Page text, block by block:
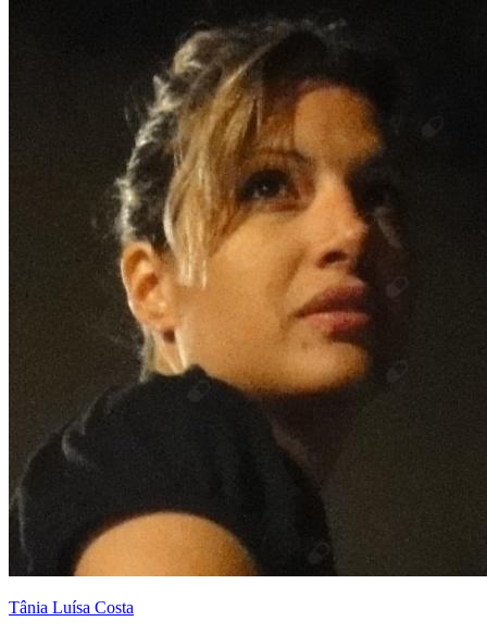
Tânia Luísa Costa